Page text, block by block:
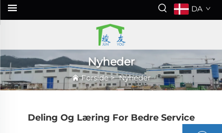
DA
Nyheder
Forside>Nyheder
Deling Og Læring For Bedre Service